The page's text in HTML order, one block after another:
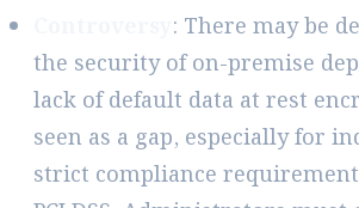
: There may be
the security of on-premise
lack of default data at rest
seen as a gap, especially for
strict compliance